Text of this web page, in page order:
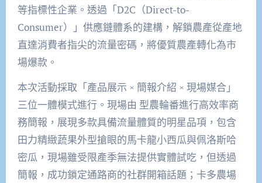
等指標性企業。透過「D2C（Direct-to-
Consumer）」供應鏈體系的建構，解鎖農產從產地
直達消費者指尖的流量密碼，將優質農產轉化為市
場爆款。
本次活動採取「產品展示 × 簡報介紹 × 現場媒合」
三位一體模式進行。現場由 型農輪番進行高效率商
務簡報，展現多款具備流量體質的明星品項，包含
田力精緻蔬果外型搶眼的馬卡龍小西瓜與佩洛斯哈
密瓜，現場雖受限產季無法提供實體試吃，但透過
簡報，成功鎖定通路商的社群開箱話題；卡多農場